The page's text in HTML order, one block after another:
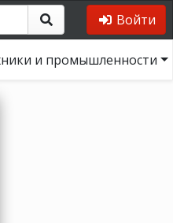
Войти
и промышленности